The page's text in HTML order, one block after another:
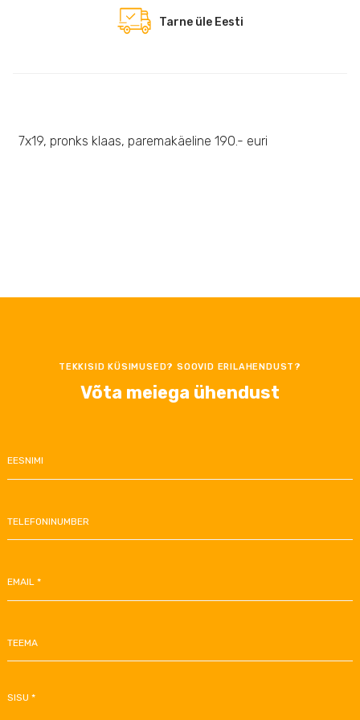
Tarne üle Eesti
7x19, pronks klaas, paremakäeline 190.- euri
TEKKISID KÜSIMUSED? SOOVID ERILAHENDUST?
Võta meiega ühendust
EESNIMI
TELEFONINUMBER
EMAIL *
TEEMA
SISU *